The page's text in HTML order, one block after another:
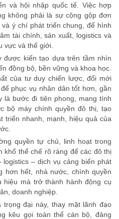
và hội nhập quốc tế. Việc hợp
không phải là sự cộng gộp đơn
ý chí phát triển chung, để hình
tài chính, sản xuất, logistics và
vực và thế giới.
được kiến tạo dựa trên tầm nhìn
đồng bộ, bền vững và khoa học.
của tư duy chiến lược, đổi mới
phục vụ nhân dân tốt hơn, gần
bước đi tiên phong, mang tính
bộ máy chính quyền đô thị, tạo
triển nhanh, mạnh, hiệu quả của
quyền tự chủ, linh hoạt trong
khổ thể chế rõ ràng để các đô thị
– dịch vụ cảng biển phát
hơn hết, nhà nước, chính quyền
hiệu mà trở thành hành động cụ
doanh nghiệp.
đại này, thay mặt lãnh đạo
kêu gọi toàn thể cán bộ, đảng